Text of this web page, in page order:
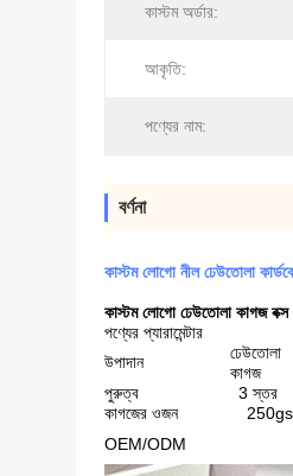
কাস্টম অর্ডার:
আকৃতি:
পণ্যের নাম:
বর্ণনা
কাস্টম লোগো নীল ঢেউতোলা
কাস্টম লোগো ঢেউতোলা কাগজ বক্স
পণ্যের প্যারামেন্টার
উপাদান
ঢেউতোলা
কাগজ
পুরুত্ব
3 স্তর
কাগজের ওজন
OEM/ODM